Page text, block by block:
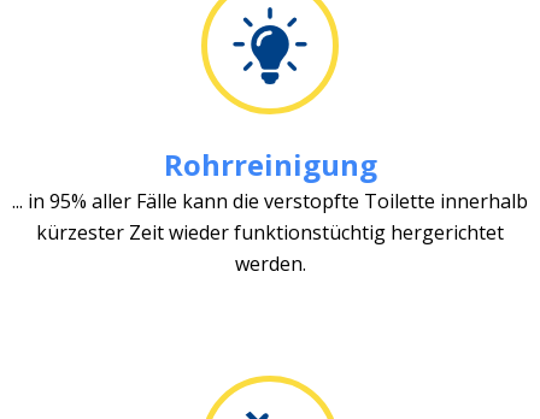
Rohrreinigung
... in 95% aller Fälle kann die verstopfte Toilette innerhalb
kürzester Zeit wieder funktionstüchtig hergerichtet
werden.